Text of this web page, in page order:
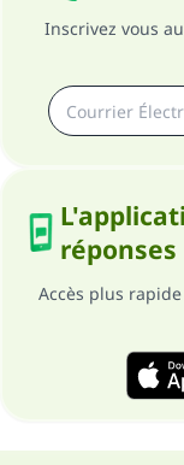
Inscrivez vous
réponses
Accès plus